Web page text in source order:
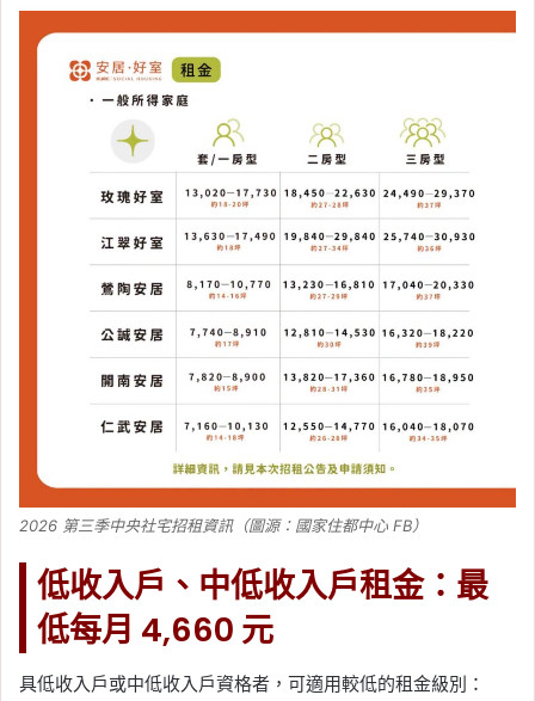
2026 第三季中央社宅招租資訊（圖源：國家住都中心 FB）
低收入戶、中低收入戶租金：最
低每月 4,660 元
具低收入戶或中低收入戶資格者，可適用較低的租金級別：